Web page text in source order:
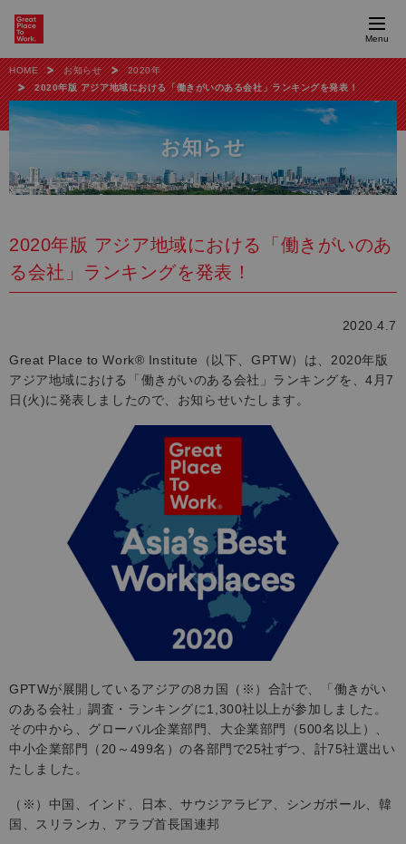
Menu
HOME お知らせ
2020年
2020年版 アジア地域における「働きがいのある会社」ランキングを発表！
お知らせ
2020年版 アジア地域における「働きがいのあ
る会社」ランキングを発表！
2020.4.7
Great Place to Work® Institute（以下、GPTW）は、2020年版
アジア地域における「働きがいのある会社」ランキングを、4月7
日(火)に発表しましたので、お知らせいたします。
GPTWが展開しているアジアの8カ国（※）合計で、「働きがい
のある会社」調査・ランキングに1,300社以上が参加しました。
その中から、グローバル企業部門、大企業部門（500名以上）、
中小企業部門（20～499名）の各部門で25社ずつ、計75社選出い
たしました。
（※） 中国、インド、日本、サウジアラビア、シンガポール、韓
国、スリランカ、アラブ首長国連邦